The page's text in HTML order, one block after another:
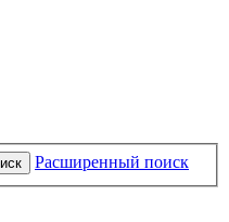
Расширенный поиск